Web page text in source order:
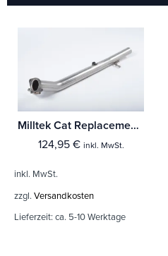
Milltek Cat Replacement Pipe Ford Fiesta Mk6 ST 150
124,95 € inkl. MwSt.
inkl. MwSt.
zzgl. Versandkosten
Lieferzeit: ca. 5-10 Werktage